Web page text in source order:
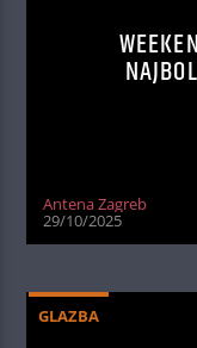
Antena Zagreb
29/10/2025
GLAZBA